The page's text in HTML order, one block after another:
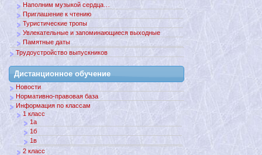
Наполним музыкой сердца…
Приглашение к чтению
Туристические тропы
Увлекательные и запоминающиеся выходные
Памятные даты
Трудоустройство выпускников
Дистанционное обучение
Новости
Нормативно-правовая база
Информация по классам
1 класс
1а
1б
1в
2 класс